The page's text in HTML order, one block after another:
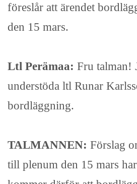
föreslår att ärendet
den 15 mars.
Ltl Perämaa: Fru talman!
understöda ltl Runar
bordläggning.
TALMANNEN: Förslag
till plenum den 15 mars